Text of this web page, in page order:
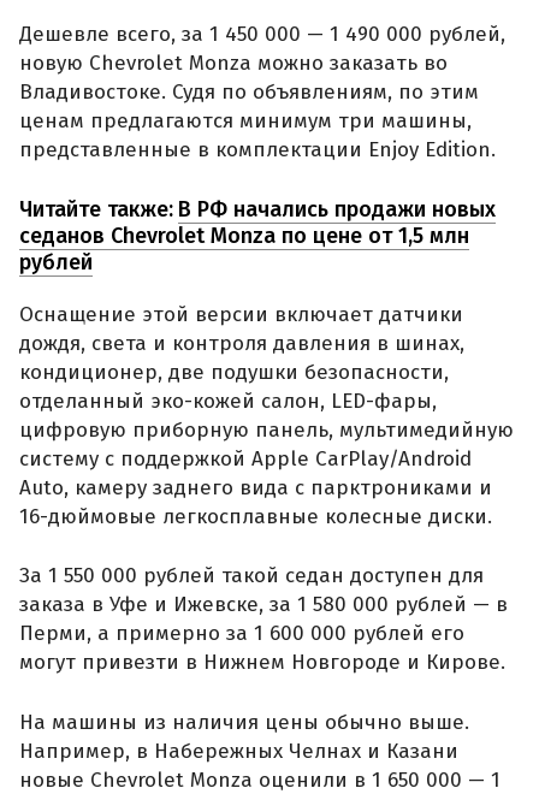
Дешевле всего, за 1 450 000 — 1 490 000 рублей,
новую Chevrolet Monza можно заказать во
Владивостоке. Судя по объявлениям, по этим
ценам предлагаются минимум три машины,
представленные в комплектации Enjoy Edition.
Читайте также: В РФ начались продажи новых
седанов Chevrolet Monza по цене от 1,5 млн
рублей
Оснащение этой версии включает датчики
дождя, света и контроля давления в шинах,
кондиционер, две подушки безопасности,
отделанный эко-кожей салон, LED-фары,
цифровую приборную панель, мультимедийную
систему с поддержкой Apple CarPlay/Android
Auto, камеру заднего вида с парктрониками и
16-дюймовые легкосплавные колесные диски.
За 1 550 000 рублей такой седан доступен для
заказа в Уфе и Ижевске, за 1 580 000 рублей — в
Перми, а примерно за 1 600 000 рублей его
могут привезти в Нижнем Новгороде и Кирове.
На машины из наличия цены обычно выше.
Например, в Набережных Челнах и Казани
новые Chevrolet Monza оценили в 1 650 000 — 1